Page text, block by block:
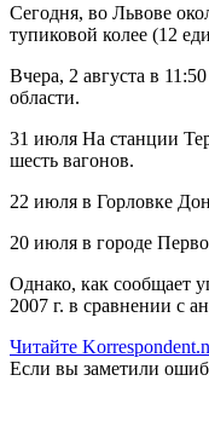
Сегодня, во Львове
тупиковой колее (12
Вчера, 2 августа в
области.
31 июля На станции
шесть вагонов.
22 июля в Горловке
20 июля в городе
Однако, как сообщает
2007 г. в сравнении с
Читайте
Если вы заметили